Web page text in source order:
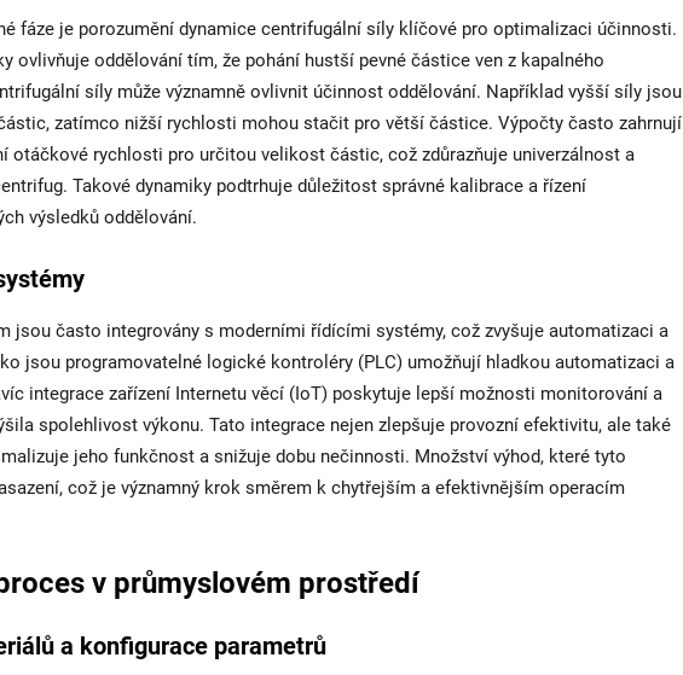
fáze je porozumění dynamice centrifugální síly klíčové pro optimalizaci účinnosti.
ovlivňuje oddělování tím, že pohání hustší pevné částice ven z kapalného
síly může významně ovlivnit účinnost oddělování. Například vyšší síly jsou
zatímco nižší rychlosti mohou stačit pro větší částice. Výpočty často zahrnují
otáčkové rychlosti pro určitou velikost částic, což zdůrazňuje univerzálnost a
Takové dynamiky podtrhuje důležitost správné kalibrace a řízení
výsledků oddělování.
jsou často integrovány s moderními řídícími systémy, což zvyšuje automatizaci a
jsou programovatelné logické kontroléry (PLC) umožňují hladkou automatizaci a
integrace zařízení Internetu věcí (IoT) poskytuje lepší možnosti monitorování a
spolehlivost výkonu. Tato integrace nejen zlepšuje provozní efektivitu, ale také
jeho funkčnost a snižuje dobu nečinnosti. Množství výhod, které tyto
což je významný krok směrem k chytřejším a efektivnějším operacím
v průmyslovém prostředí
a konfigurace parametrů